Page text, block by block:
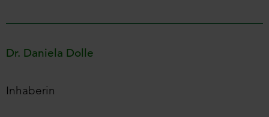
Dr. Daniela Dolle
Inhaberin